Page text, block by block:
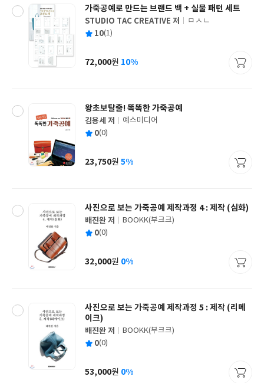
가죽공예로 만드는 브랜드 백 + 실물 패턴 세트
글
쓴
STUDIO TAC CREATIVE 저
출
사
ㅁㅅㄴ
평 10(1)
가
72,000원 10%
왕초보탈출! 똑똑한 가죽공예
글
쓴
김용세 저
출
사
예스미디어
평 0(0)
가
23,750원 5%
사진으로 보는 가죽공예 제작과정 4 : 제작 (심화)
글
쓴
배진완 저
출
사
BOOKK(부크크)
평 0(0)
가
32,000원 0%
사진으로 보는 가죽공예 제작과정 5 : 제작 (리메
이크)
글
쓴
배진완 저
출
사
BOOKK(부크크)
평 0(0)
가
53,000원 0%